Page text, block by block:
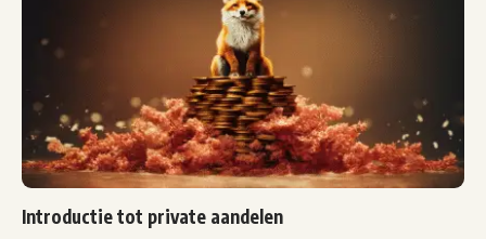
Introductie tot private aandelen